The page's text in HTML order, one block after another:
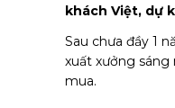
khách Việt, dự
Sau chưa đầy 1
xuất xưởng sáng
mua.